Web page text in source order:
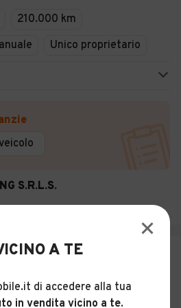
210.000 km
Unico proprietario
S.R.L.S.
4.500
prov nord
A TE
di accedere alla tua
in vendita vicino a te.